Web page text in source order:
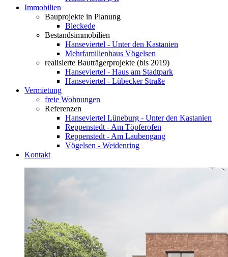
Immobilien
Bauprojekte in Planung
Bleckede
Bestandsimmobilien
Hanseviertel - Unter den Kastanien
Mehrfamilienhaus Vögelsen
realisierte Bauträgerprojekte (bis 2019)
Hanseviertel - Haus am Stadtpark
Hanseviertel - Lübecker Straße
Vermietung
freie Wohnungen
Referenzen
Hanseviertel Lüneburg - Unter den Kastanien
Reppenstedt - Am Töpferofen
Reppenstedt - Am Laubengang
Vögelsen - Weidenring
Kontakt